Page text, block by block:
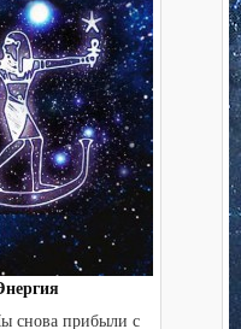
снова прибыли с